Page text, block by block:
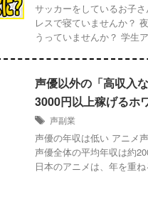
サッカーをしているお子
レスで寝ていませんか？
うっていませんか？ 学生
声優以外の「高収入
3000円以上稼げるホ
声副業
声優の年収は低い アニメ
声優全体の平均年収は約
日本のアニメは、年を重